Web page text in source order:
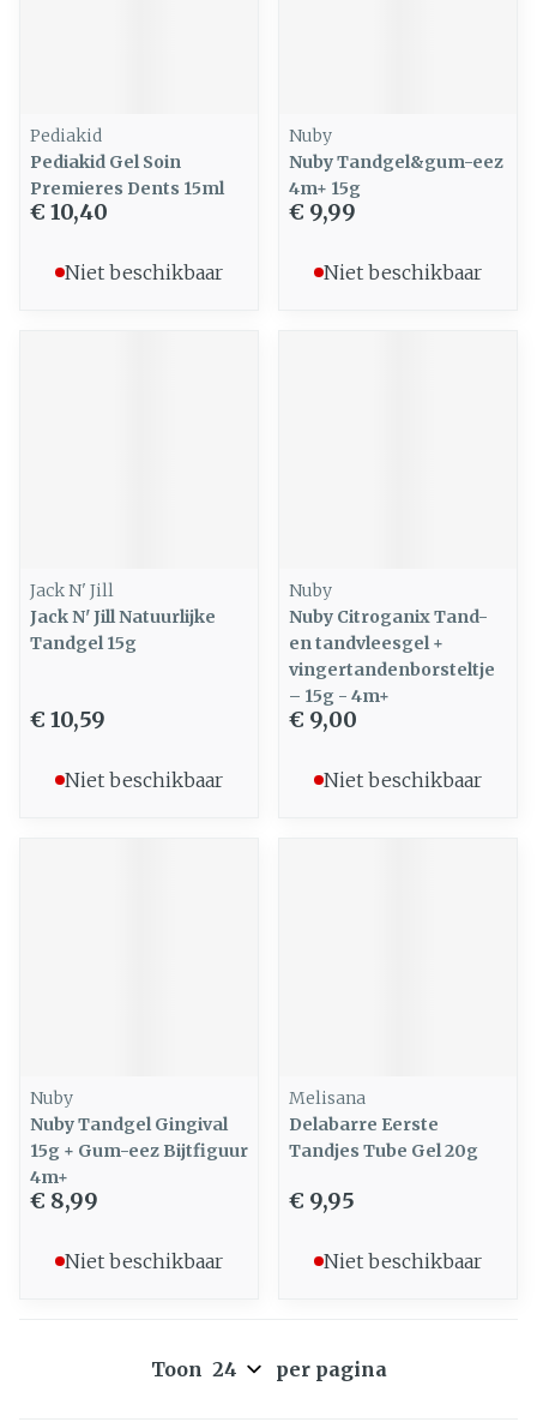
Pediakid
Pediakid Gel Soin
Premieres Dents 15ml
€ 10,40
Niet beschikbaar
Nuby
Nuby Tandgel&gum-eez
4m+ 15g
€ 9,99
Niet beschikbaar
Jack N' Jill
Jack N' Jill Natuurlijke
Tandgel 15g
€ 10,59
Niet beschikbaar
Nuby
Nuby Citroganix Tand-
en tandvleesgel +
vingertandenborsteltje
– 15g - 4m+
€ 9,00
Niet beschikbaar
Nuby
Nuby Tandgel Gingival
15g + Gum-eez Bijtfiguur
4m+
€ 8,99
Niet beschikbaar
Melisana
Delabarre Eerste
Tandjes Tube Gel 20g
€ 9,95
Niet beschikbaar
Toon per pagina